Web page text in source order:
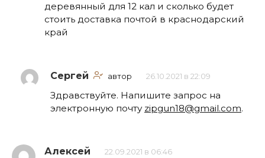
деревянный для 12 кал и сколько будет
стоить доставка почтой в краснодарский
край
Сергей автор 26.10.2021 в 22:09
Здравствуйте. Напишите запрос на
электронную почту zipgun18@gmail.com.
Алексей 22.09.2021 в 06:46